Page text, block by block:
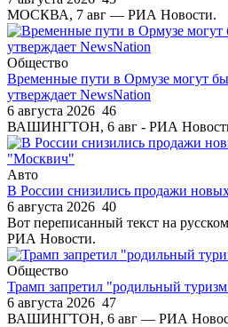
МОСКВА, 7 авг — РИА Новости.
Общество
Временные пути в Ормузе могут
утверждает NewsNation
6 августа 2026 46
ВАШИНГТОН, 6 авг - РИА
Авто
В России снизились продажи
6 августа 2026 40
Вот переписанный текст на
РИА Новости.
Общество
Трамп запретил "родильный
6 августа 2026 47
ВАШИНГТОН, 6 авг — РИА